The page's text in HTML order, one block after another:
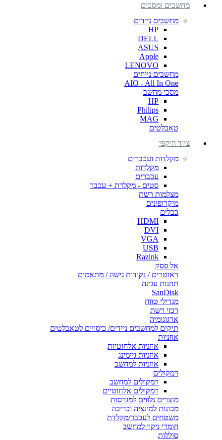
מחשבים ומסכים
מחשבים ניידים
HP
DELL
ASUS
Apple
LENOVO
מחשבים נייחים
AIO - All In One
מסכי מחשב
HP
Philips
MAG
טאבלטים
ציוד היקפי
מקלדות ועכברים
מקלדות
עכברים
סטים - מקלדת + עכבר
מצלמות רשת
מיקרופונים
כבלים
HDMI
DVI
VGA
USB
Razink
אל פסק
ראוטרים / נקודות גישה / מתאמים
תחנות עגינה
SanDisk
מגדילי טווח
רכזי רשת
ארגונומיה
תיקים למחשבים ניידים/ כיסויים לטאבלטים
אוזניות
אוזניות אלחוטיות
אוזניות גיימינג
אוזניות למחשב
רמקולים
רמקולים למחשב
רמקולים אלחוטיים
מוצרים נלווים למגרסות
מכונות למינציה וכריכה
משטחים לעכבר/מקלדת
חומרי ניקוי למחשב
סוללות